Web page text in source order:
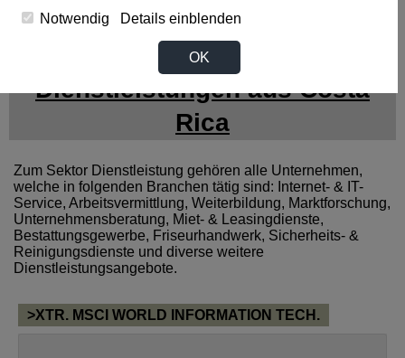
Notwendig
Details einblenden
OK
News zum Sektor
Dienstleistungen aus Costa
Rica
Zum Sektor Dienstleistung gehören alle Unternehmen,
welche in folgenden Branchen tätig sind: Internet- & IT-
Service, Arbeitsvermittlung, Weiterbildung, Marktforschung,
Unternehmensberatung, Miet- & Leasingdienste,
Bestattungsgewerbe, Friseurhandwerk, Sicherheits- &
Reinigungsdienste und diverse weitere
Dienstleistungsangebote.
>XTR. MSCI WORLD INFORMATION TECH.